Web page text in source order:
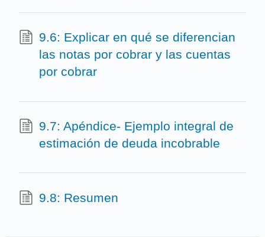
9.6: Explicar en qué se diferencian
las notas por cobrar y las cuentas
por cobrar
9.7: Apéndice- Ejemplo integral de
estimación de deuda incobrable
9.8: Resumen